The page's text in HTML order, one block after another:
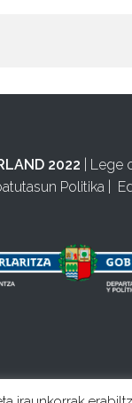
2022 Lege
Politika